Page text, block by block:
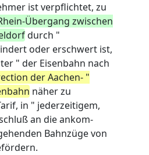
ist verpflichtet, zu
Übergang zwischen
durch "
oder erschwert ist,
" der Eisenbahn nach
der Aachen- "
näher zu
in " jederzeitigem,
an die ankom-
Bahnzüge von